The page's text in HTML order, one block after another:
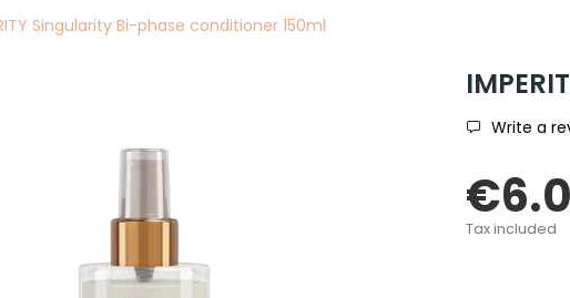
Singularity Bi-phase conditioner 150ml
Write a
Tax included